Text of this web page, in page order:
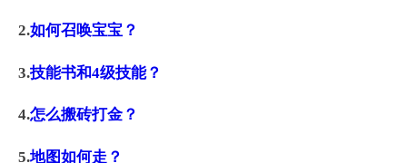
2.如何召唤宝宝？
3.技能书和4级技能？
4.怎么搬砖打金？
5.地图如何走？